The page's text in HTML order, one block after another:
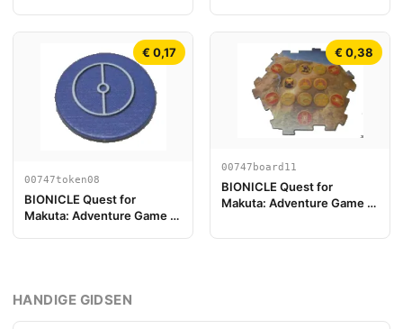
€ 0,17
00747token08
BIONICLE Quest for
Makuta: Adventure Game -
€ 0,38
00747board11
BIONICLE Quest for
Makuta: Adventure Game -
HANDIGE GIDSEN